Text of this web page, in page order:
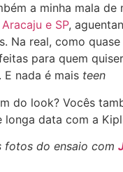
a minha mala de
Aracaju e SP,
Na real, como
para quem
E nada é mais teen
do look? Vocês
longa data com a
fotos do ensaio com